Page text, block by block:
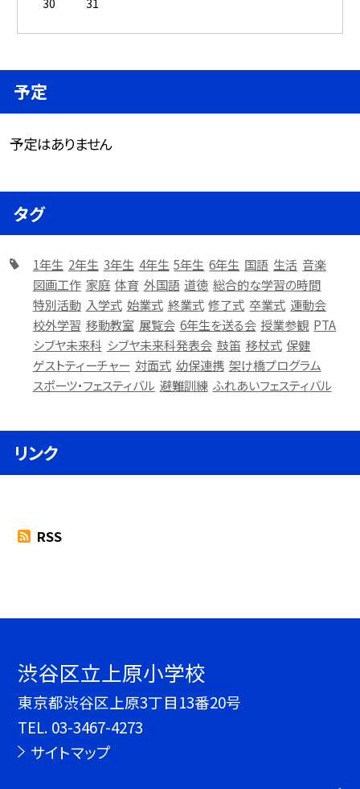
予定
予定はありません
タグ
1年生 2年生 3年生 4年生 5年生 6年生 国語 生活 音楽
図画工作 家庭 体育 外国語 道徳 総合的な学習の時間
特別活動 入学式 始業式 終業式 修了式 卒業式 運動会
校外学習 移動教室 展覧会 6年生を送る会 授業参観 PTA
シブヤ未来科 シブヤ未来科発表会 鼓笛 移杖式 保健
ゲストティーチャー 対面式 幼保連携 架け橋プログラム
スポーツ・フェスティバル 避難訓練 ふれあいフェスティバル
リンク
RSS
渋谷区立上原小学校
東京都渋谷区上原3丁目13番20号
TEL. 03-3467-4273
サイトマップ